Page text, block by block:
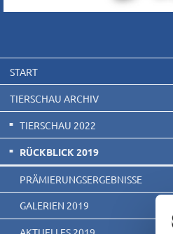
START
TIERSCHAU ARCHIV
TIERSCHAU 2022
RÜCKBLICK 2019
PRÄMIERUNGSERGEBNISSE
GALERIEN 2019